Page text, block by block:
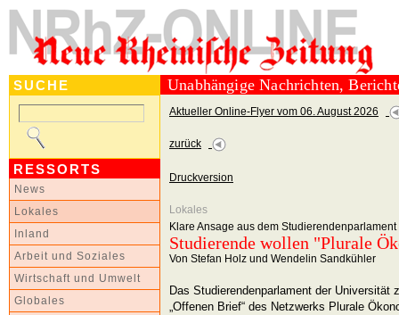
SUCHE
RESSORTS
News
Lokales
Inland
Arbeit und Soziales
Wirtschaft und Umwelt
Globales
Unabhängige Nachrichten,
Aktueller Online-Flyer vom 06. August 2026
zurück
Druckversion
Lokales
Klare Ansage aus dem
Studierende wollen "Plurale
Von Stefan Holz und Wendelin Sandkühler
Das Studierendenparlament der Universität
„Offenen Brief“ des Netzwerks Plurale